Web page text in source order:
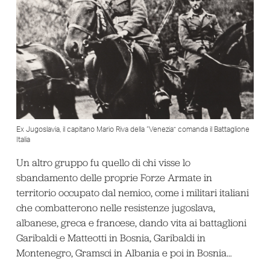
Ex Jugoslavia, il capitano Mario Riva della “Venezia” comanda il Battaglione
Italia
Un altro gruppo fu quello di chi visse lo
sbandamento delle proprie Forze Armate in
territorio occupato dal nemico, come i militari italiani
che combatterono nelle resistenze jugoslava,
albanese, greca e francese, dando vita ai battaglioni
Garibaldi e Matteotti in Bosnia, Garibaldi in
Montenegro, Gramsci in Albania e poi in Bosnia…